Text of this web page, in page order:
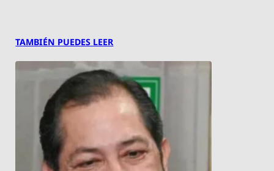
TAMBIÉN PUEDES LEER